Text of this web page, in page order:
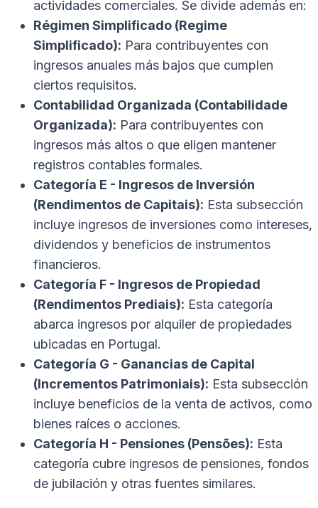
actividades comerciales. Se divide además en:
Régimen Simplificado (Regime
Simplificado): Para contribuyentes con
ingresos anuales más bajos que cumplen
ciertos requisitos.
Contabilidad Organizada (Contabilidade
Organizada): Para contribuyentes con
ingresos más altos o que eligen mantener
registros contables formales.
Categoría E - Ingresos de Inversión
(Rendimentos de Capitais): Esta subsección
incluye ingresos de inversiones como intereses,
dividendos y beneficios de instrumentos
financieros.
Categoría F - Ingresos de Propiedad
(Rendimentos Prediais): Esta categoría
abarca ingresos por alquiler de propiedades
ubicadas en Portugal.
Categoría G - Ganancias de Capital
(Incrementos Patrimoniais): Esta subsección
incluye beneficios de la venta de activos, como
bienes raíces o acciones.
Categoría H - Pensiones (Pensões): Esta
categoría cubre ingresos de pensiones, fondos
de jubilación y otras fuentes similares.